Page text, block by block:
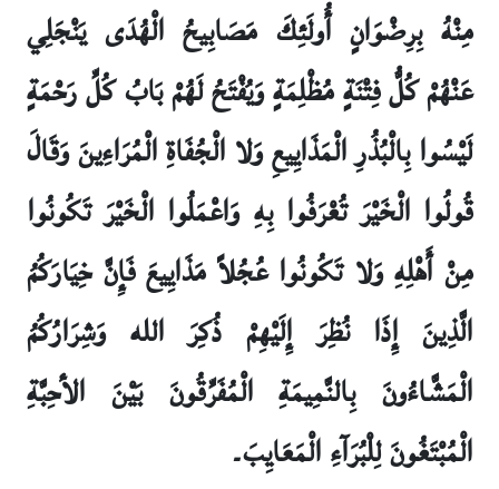
مِنْهُ بِرِضْوَانٍ أُولَئِكَ مَصَابِيحُ الْهُدَى يَنْجَلِي
عَنْهُمْ كُلُّ فِتْنَةٍ مُظْلِمَةٍ وَيُفْتَحُ لَهُمْ بَابُ كُلِّ رَحْمَةٍ
لَيْسُوا بِالْبُذُرِ الْمَذَايِيعِ وَلا الْجُفَاةِ الْمُرَاءِينَ وَقَالَ
قُولُوا الْخَيْرَ تُعْرَفُوا بِهِ وَاعْمَلُوا الْخَيْرَ تَكُونُوا
مِنْ أَهْلِهِ وَلا تَكُونُوا عُجُلاً مَذَايِيعَ فَإِنَّ خِيَارَكُمُ
الَّذِينَ إِذَا نُظِرَ إِلَيْهِمْ ذُكِرَ الله وَشِرَارُكُمُ
الْمَشَّاءُونَ بِالنَّمِيمَةِ الْمُفَرِّقُونَ بَيْنَ الأحِبَّةِ
الْمُبْتَغُونَ لِلْبُرَآءِ الْمَعَايِبَ۔